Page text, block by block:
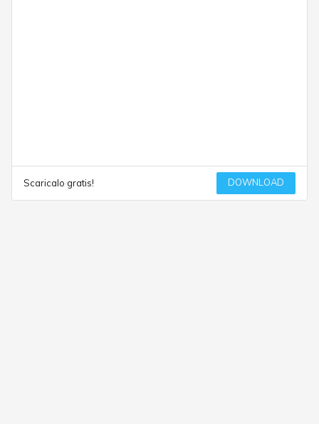
Scaricalo gratis! DOWNLOAD